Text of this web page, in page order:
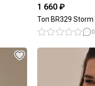
1 660 ₽
Топ BR329 Storm
0